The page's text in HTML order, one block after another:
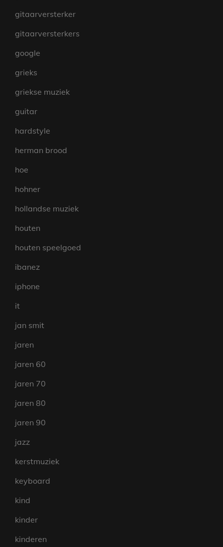
gitaarversterker
gitaarversterkers
google
grieks
griekse muziek
guitar
hardstyle
herman brood
hoe
hohner
hollandse muziek
houten
houten speelgoed
ibanez
iphone
it
jan smit
jaren
jaren 60
jaren 70
jaren 80
jaren 90
jazz
kerstmuziek
keyboard
kind
kinder
kinderen